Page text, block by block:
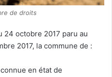
de droits
octobre 2017 paru au
2017, la commune de :
en état de